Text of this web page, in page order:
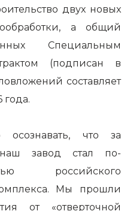
двух новых
а общий
Специальным
(подписан в
составляет
года.
что за
завод стал по-
российского
Мы прошли
от «отверточной